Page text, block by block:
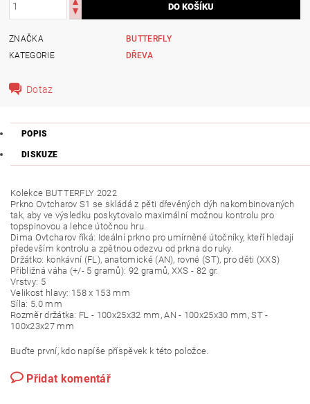
ZNAČKA
BUTTERFLY
KATEGORIE
DŘEVA
Dotaz
POPIS
DISKUZE
Kolekce BUTTERFLY 2022
Prkno Ovtcharov S1 se skládá z pěti dřevěných dýh nakombinovaných
tak, aby ve výsledku poskytovalo maximální možnou kontrolu pro
topspinovou a lehce útočnou hru.
Dima Ovtcharov říká: Ideální prkno pro umírněné útočníky, kteří hledají
především kontrolu a zpětnou odezvu od prkna do ruky.
Držátko: konkávní (FL), anatomické (AN), rovné (ST), pro děti (XXS)
Přibližná váha (+/- 5 gramů): 92 gramů, XXS - 82 gr.
Vrstvy: 5
Velikost hlavy: 158 x 153 mm
Síla: 5.0 mm
Rozměr držátka: FL - 100x25x32 mm, AN - 100x25x30 mm, ST -
100x23x27 mm
Buďte první, kdo napíše příspěvek k této položce.
Přidat komentář